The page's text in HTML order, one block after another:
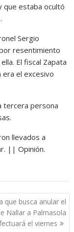
que estaba ocultó
Sergio
resentimiento
El fiscal Zapata
el excesivo
tercera persona
llevados a
|| Opinión.
que busca anular el
Nallar a Palmasola
el viernes